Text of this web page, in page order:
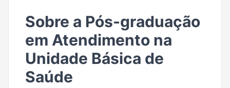
Sobre a Pós-graduação
em Atendimento na
Unidade Básica de
Saúde